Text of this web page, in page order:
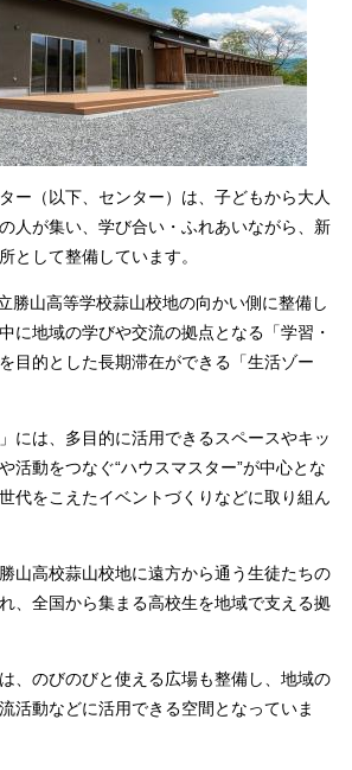
ー（以下、センター）は、子どもから大人
人が集い、学び合い・ふれあいながら、新
として整備しています。
山高等学校蒜山校地の向かい側に整備し
に地域の学びや交流の拠点となる「学習・
目的とした長期滞在ができる「生活ゾー
には、多目的に活用できるスペースやキッ
活動をつなぐ“ハウスマスター”が中心とな
代をこえたイベントづくりなどに取り組ん
山高校蒜山校地に遠方から通う生徒たちの
、全国から集まる高校生を地域で支える拠
、のびのびと使える広場も整備し、地域の
活動などに活用できる空間となっていま